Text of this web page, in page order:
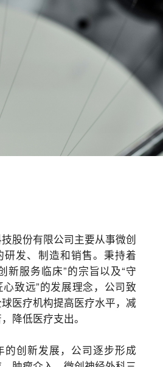
股份有限公司主要从事微创
研发、制造和销售。秉持着
新服务临床”的宗旨以及“守
致远”的发展理念，公司致
医疗机构提高医疗水平，减
降低医疗支出。
的创新发展，公司逐步形成